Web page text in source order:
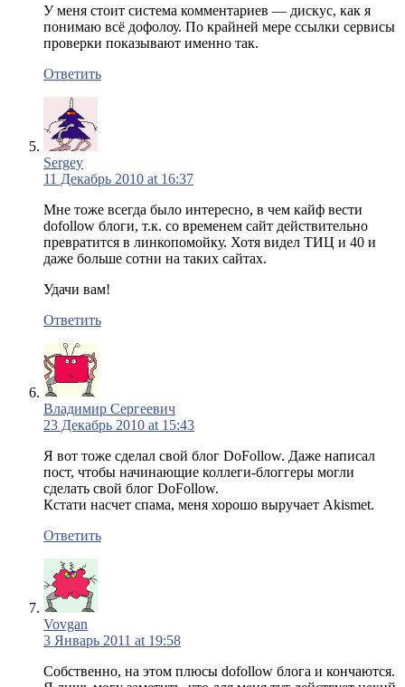
У меня стоит система комментариев — дискус, как я
понимаю всё дофолоу. По крайней мере ссылки сервисы
проверки показывают именно так.
Ответить
Sergey
11 Декабрь 2010 at 16:37
Мне тоже всегда было интересно, в чем кайф вести
dofollow блоги, т.к. со временем сайт действительно
превратится в линкопомойку. Хотя видел ТИЦ и 40 и
даже больше сотни на таких сайтах.
Удачи вам!
Ответить
Владимир Сергеевич
23 Декабрь 2010 at 15:43
Я вот тоже сделал свой блог DoFollow. Даже написал
пост, чтобы начинающие коллеги-блоггеры могли
сделать свой блог DoFollow.
Кстати насчет спама, меня хорошо выручает Akismet.
Ответить
Vovgan
3 Январь 2011 at 19:58
Собственно, на этом плюсы dofollow блога и кончаются.